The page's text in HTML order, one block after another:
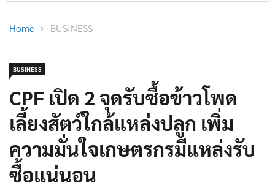
Home BUSINESS
BUSINESS
CPF เปิด 2 จุดรับซื้อข้าวโพด
เลี้ยงสัตว์ใกล้แหล่งปลูก เพิ่ม
ความมั่นใจเกษตรกรมีแหล่งรับ
ซื้อแน่นอน